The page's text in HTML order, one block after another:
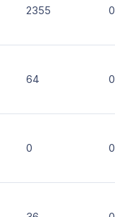
2355 0
64 0
0 0